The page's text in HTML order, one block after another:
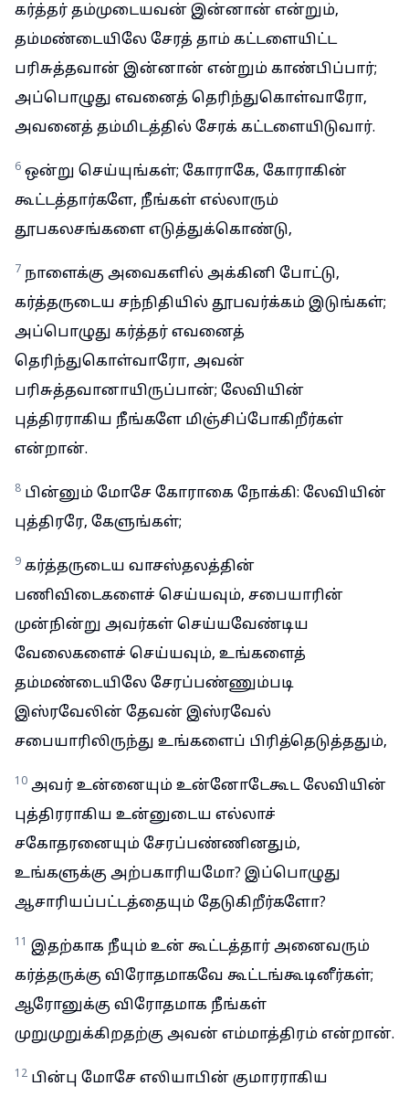
கர்த்தர் தம்முடையவன் இன்னான் என்றும்,
தம்மண்டையிலே சேரத் தாம் கட்டளையிட்ட
பரிசுத்தவான் இன்னான் என்றும் காண்பிப்பார்;
அப்பொழுது எவனைத் தெரிந்துகொள்வாரோ,
அவனைத் தம்மிடத்தில் சேரக் கட்டளையிடுவார்.
6 ஒன்று செய்யுங்கள்; கோராகே, கோராகின்
கூட்டத்தார்களே, நீங்கள் எல்லாரும்
தூபகலசங்களை எடுத்துக்கொண்டு,
7 நாளைக்கு அவைகளில் அக்கினி போட்டு,
கர்த்தருடைய சந்நிதியில் தூபவர்க்கம் இடுங்கள்;
அப்பொழுது கர்த்தர் எவனைத்
தெரிந்துகொள்வாரோ, அவன்
பரிசுத்தவானாயிருப்பான்; லேவியின்
புத்திரராகிய நீங்களே மிஞ்சிப்போகிறீர்கள்
என்றான்.
8 பின்னும் மோசே கோராகை நோக்கி: லேவியின்
புத்திரரே, கேளுங்கள்;
9 கர்த்தருடைய வாசஸ்தலத்தின்
பணிவிடைகளைச் செய்யவும், சபையாரின்
முன்நின்று அவர்கள் செய்யவேண்டிய
வேலைகளைச் செய்யவும், உங்களைத்
தம்மண்டையிலே சேரப்பண்ணும்படி
இஸ்ரவேலின் தேவன் இஸ்ரவேல்
சபையாரிலிருந்து உங்களைப் பிரித்தெடுத்ததும்,
10 அவர் உன்னையும் உன்னோடேகூட லேவியின்
புத்திரராகிய உன்னுடைய எல்லாச்
சகோதரனையும் சேரப்பண்ணினதும்,
உங்களுக்கு அற்பகாரியமோ? இப்பொழுது
ஆசாரியப்பட்டத்தையும் தேடுகிறீர்களோ?
11 இதற்காக நீயும் உன் கூட்டத்தார் அனைவரும்
கர்த்தருக்கு விரோதமாகவே கூட்டங்கூடினீர்கள்;
ஆரோனுக்கு விரோதமாக நீங்கள்
முறுமுறுக்கிறதற்கு அவன் எம்மாத்திரம் என்றான்.
12 பின்பு மோசே எலியாபின் குமாரராகிய